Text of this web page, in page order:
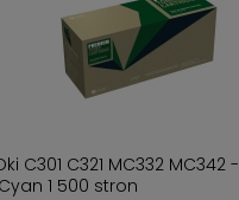
C301 C321 MC332 MC342
1 500 stron